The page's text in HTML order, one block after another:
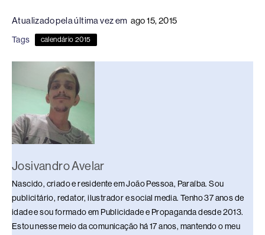
c
e
b
o
o
e
a
d
s
e
n
sk
at
s
p
p
y
n
Atualizado pela última vez em ago 15, 2015
Tags calendário 2015
Josivandro Avelar
Nascido, criado e residente em João Pessoa, Paraíba. Sou
publicitário, redator, ilustrador e social media. Tenho 37 anos de
idade e sou formado em Publicidade e Propaganda desde 2013.
Estou nesse meio da comunicação há 17 anos, mantendo o meu